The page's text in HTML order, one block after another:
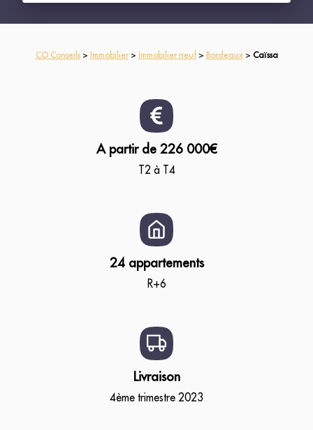
CO Conseils> Immobilier> Immobilier neuf> Bordeaux> Caïssa
A partir de 226 000€
T2 à T4
24 appartements
R+6
Livraison
4ème trimestre 2023